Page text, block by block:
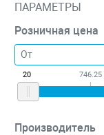
ПАРАМЕТРЫ
Розничная цена
20 746.25
Производитель